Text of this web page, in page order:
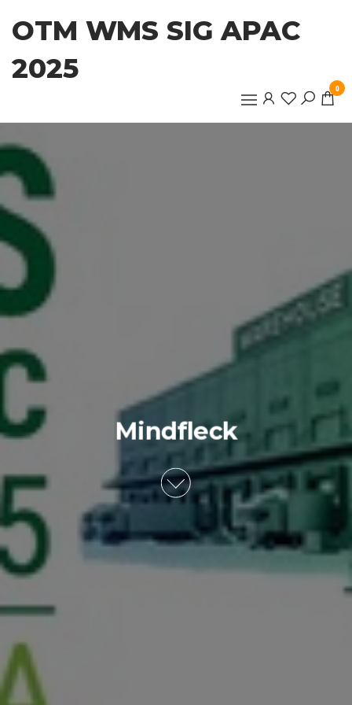
OTM WMS SIG APAC
2025
0
Mindfleck